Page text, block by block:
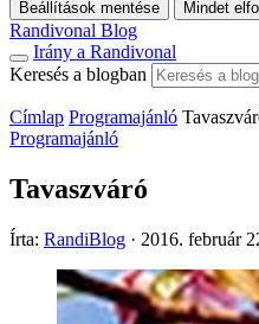
Beállítások mentése Mindet
Randivonal Blog
Irány a Randivonal
Keresés a blogban
Címlap Programajánló
Programajánló
Tavaszváró
Írta: RandiBlog · 2016. február